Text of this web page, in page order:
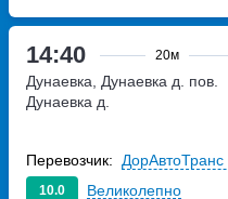
14:40 20м
Дунаевка, Дунаевка д. пов.
Дунаевка д.
10.0 Великолепно
Перевозчик: